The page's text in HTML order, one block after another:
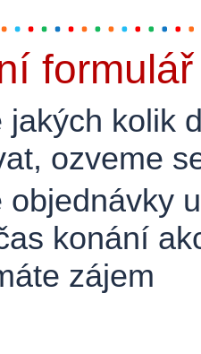
formulář
jakých kolik
ozveme
objednávky
konání
zájem